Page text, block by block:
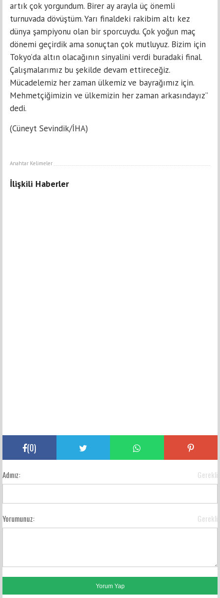
artık çok yorgundum. Birer ay arayla üç önemli
turnuvada dövüştüm. Yarı finaldeki rakibim altı kez
dünya şampiyonu olan bir sporcuydu. Çok yoğun maç
dönemi geçirdik ama sonuçtan çok mutluyuz. Bizim için
Tokyo’da altın olacağının sinyalini verdi buradaki final.
Çalışmalarımız bu şekilde devam ettireceğiz.
Mücadelemiz her zaman ülkemiz ve bayrağımız için.
Mehmetçiğimizin ve ülkemizin her zaman arkasındayız”
dedi.
(Cüneyt Sevindik/İHA)
Anahtar Kelimeler
İlişkili Haberler
(0)
Adınız: Gerekli
Yorumunuz: Gerekli